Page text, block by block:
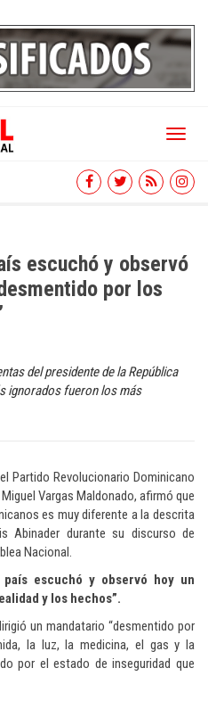
Toggle
escuchó y observó
por los
del presidente de la República
ignorados fueron los más
Partido Revolucionario Dominicano
Vargas Maldonado, afirmó que
es muy diferente a la descrita
Abinader durante su discurso de
Nacional.
escuchó y observó hoy un
y los hechos”.
un mandatario “desmentido por
la luz, la medicina, el gas y la
por el estado de inseguridad que